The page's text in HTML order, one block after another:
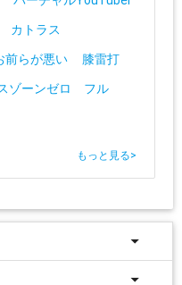
カトラス
前らが悪い
膝雷打
ゾーンゼロ フル
もっと見る>
arrow_drop_down
arrow_drop_down